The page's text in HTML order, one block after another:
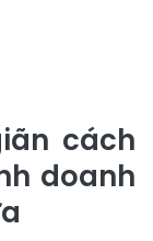
cách
doanh